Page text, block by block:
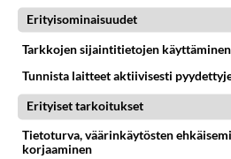
Heteromiehen ei pidä
Niin kaunis ja viaton.
Vähän tyhmä, mutta
kun tutustutaan läheisemmin.
Heteromiehen pitää uskoa
Erityisominaisuudet
Tarkkojen sijaintitietojen käyttäminen
Tunnista laitteet aktiivisesti
Erityiset tarkoitukset
Tietoturva, väärinkäytösten
korjaaminen